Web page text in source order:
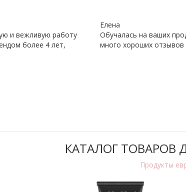
и вежливую работу
более 4 лет,
Елена
Обучалась на ваших
много хороших отзывов
КАТАЛОГ ТОВАРОВ
Продукты